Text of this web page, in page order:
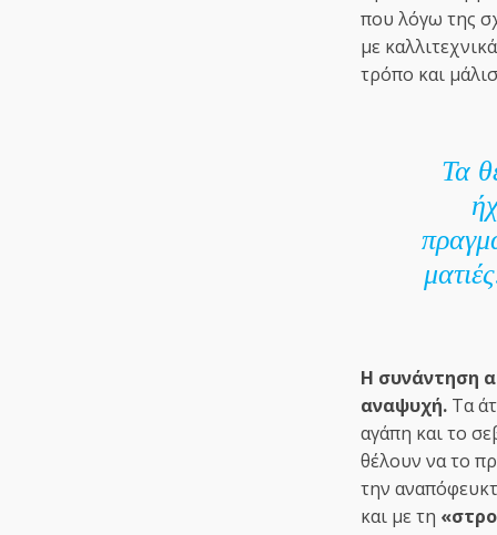
που λόγω της
με
τρόπο και
Τα
Η συνάντηση
αναψυχή. Τα
αγάπη και το
θέλουν να το
την
και με τη